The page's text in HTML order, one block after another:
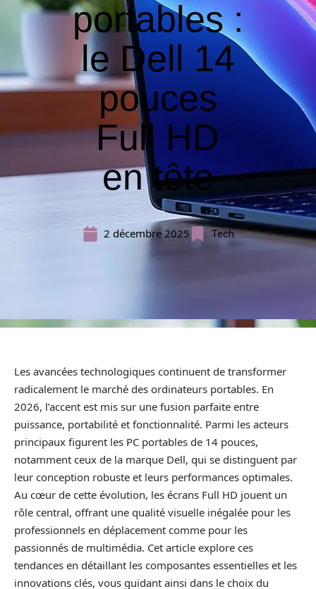
portables :
le Dell 14
pouces
Full HD
en tête
2 décembre 2025 Tech
Les avancées technologiques continuent de transformer
radicalement le marché des ordinateurs portables. En
2026, l’accent est mis sur une fusion parfaite entre
puissance, portabilité et fonctionnalité. Parmi les acteurs
principaux figurent les PC portables de 14 pouces,
notamment ceux de la marque Dell, qui se distinguent par
leur conception robuste et leurs performances optimales.
Au cœur de cette évolution, les écrans Full HD jouent un
rôle central, offrant une qualité visuelle inégalée pour les
professionnels en déplacement comme pour les
passionnés de multimédia. Cet article explore ces
tendances en détaillant les composantes essentielles et les
innovations clés, vous guidant ainsi dans le choix du